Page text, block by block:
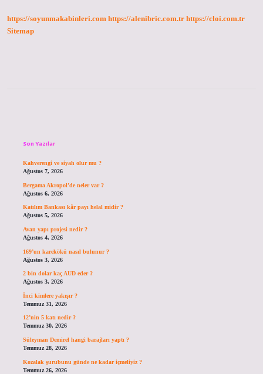
https://soyunmakabinleri.com https://alenibric.com.tr https://cloi.com.tr
Sitemap
Son Yazılar
Kahverengi ve siyah olur mu ?
Ağustos 7, 2026
Bergama Akropol’de neler var ?
Ağustos 6, 2026
Katılım Bankası kâr payı helal midir ?
Ağustos 5, 2026
Avan yapı projesi nedir ?
Ağustos 4, 2026
169’un karekökü nasıl bulunur ?
Ağustos 3, 2026
2 bin dolar kaç AUD eder ?
Ağustos 3, 2026
İnci kimlere yakışır ?
Temmuz 31, 2026
12’nin 5 katı nedir ?
Temmuz 30, 2026
Süleyman Demirel hangi barajları yaptı ?
Temmuz 28, 2026
Kozalak şurubunu günde ne kadar içmeliyiz ?
Temmuz 26, 2026